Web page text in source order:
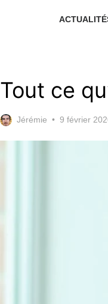
Tout ce
Jérémie
Posted
9 février